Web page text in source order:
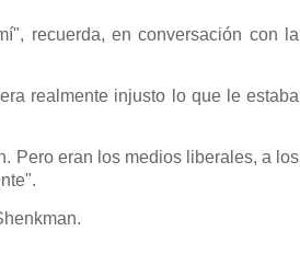
recuerda, en conversación con la
realmente injusto lo que le estaba
Pero eran los medios liberales, a los